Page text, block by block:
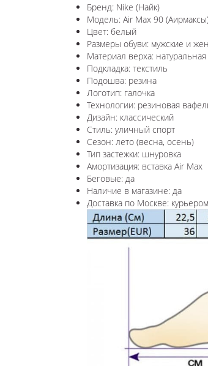
Бренд: Nike (Найк)
Модель: Air Max 90
Цвет: белый
Размеры обуви: мужские и
Материал верха:
Подкладка: текстиль
Подошва: резина
Логотип: галочка
Технологии: резиновая
Дизайн: классический
Стиль: уличный спорт
Сезон: лето (весна, осень)
Тип застежки: шнуровка
Амортизация: вставка Air Max
Беговые: да
Наличие в магазине: да
Доставка по Москве: